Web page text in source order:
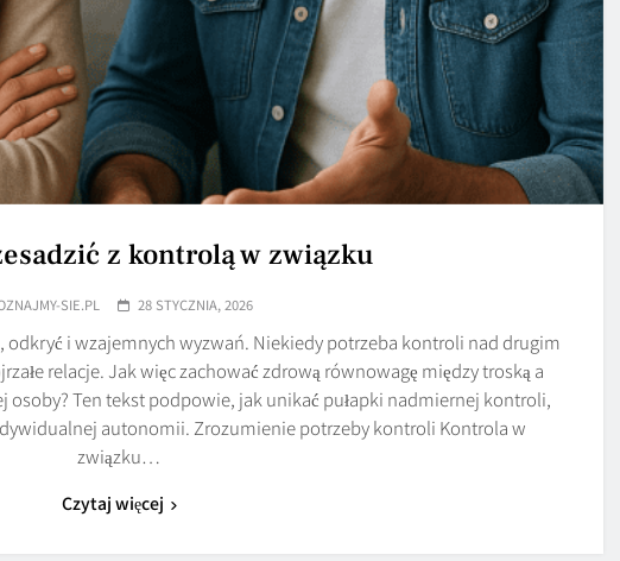
z kontrolą w związku
SIE.PL 28 STYCZNIA, 2026
odkryć i wzajemnych wyzwań. Niekiedy potrzeba kontroli nad drugim
relacje. Jak więc zachować zdrową równowagę między troską a
Ten tekst podpowie, jak unikać pułapki nadmiernej kontroli,
autonomii. Zrozumienie potrzeby kontroli Kontrola w
związku…
Czytaj więcej